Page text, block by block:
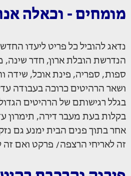
מומחים - וכאלה
נדאג להוביל כל פריט ליעדו
הנדרשת הובלת ארון, חדר שינה,
ספות, ספריה, פינת אוכל, שידה
ושאר הרהיטים כרוכה בעבודה
בגלל רגישותם של הרהיטים
בקלות בעת מעבר דירה, תימרון
אחר בתוך פנים הבית ימנע גם
זה לאריחי הרצפה/ פרקט ואם זה